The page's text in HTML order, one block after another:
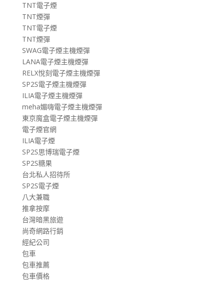
TNT電子煙
TNT煙彈
TNT電子煙
TNT煙彈
SWAG電子煙主機煙彈
LANA電子煙主機煙彈
RELX悅刻電子煙主機煙彈
SP2S電子煙主機煙彈
ILIA電子煙主機煙彈
meha媚嗨電子煙主機煙彈
東京魔盒電子煙主機煙彈
電子煙官網
ILIA電子煙
SP2S思博瑞電子煙
SP2S糖果
台北私人招待所
SP2S電子煙
八大兼職
推拿按摩
台灣暗黑旅遊
尚奇網路行銷
經紀公司
包車
包車推薦
包車價格